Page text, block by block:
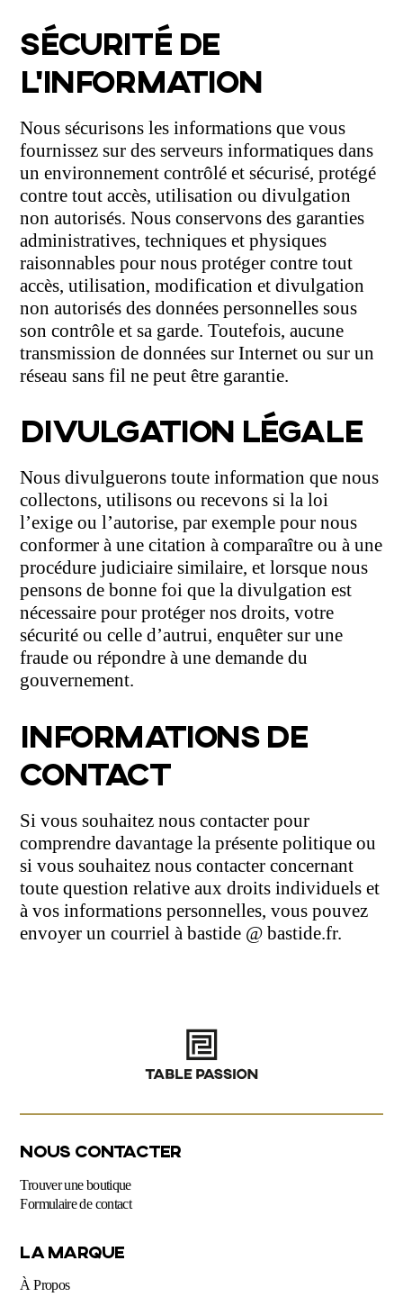
SÉCURITÉ DE
L’INFORMATION
Nous sécurisons les informations que vous
fournissez sur des serveurs informatiques dans
un environnement contrôlé et sécurisé, protégé
contre tout accès, utilisation ou divulgation
non autorisés. Nous conservons des garanties
administratives, techniques et physiques
raisonnables pour nous protéger contre tout
accès, utilisation, modification et divulgation
non autorisés des données personnelles sous
son contrôle et sa garde. Toutefois, aucune
transmission de données sur Internet ou sur un
réseau sans fil ne peut être garantie.
DIVULGATION LÉGALE
Nous divulguerons toute information que nous
collectons, utilisons ou recevons si la loi
l’exige ou l’autorise, par exemple pour nous
conformer à une citation à comparaître ou à une
procédure judiciaire similaire, et lorsque nous
pensons de bonne foi que la divulgation est
nécessaire pour protéger nos droits, votre
sécurité ou celle d’autrui, enquêter sur une
fraude ou répondre à une demande du
gouvernement.
INFORMATIONS DE
CONTACT
Si vous souhaitez nous contacter pour
comprendre davantage la présente politique ou
si vous souhaitez nous contacter concernant
toute question relative aux droits individuels et
à vos informations personnelles, vous pouvez
envoyer un courriel à bastide @ bastide.fr.
NOUS CONTACTER
Trouver une boutique
Formulaire de contact
LA MARQUE
À Propos